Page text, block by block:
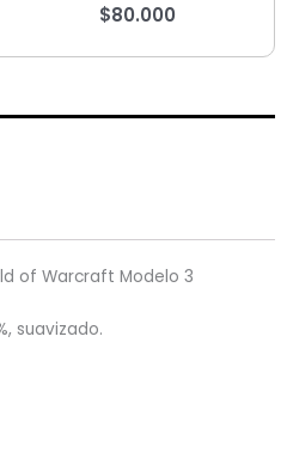
$60.000
of Warcraft Modelo 3
suavizado.